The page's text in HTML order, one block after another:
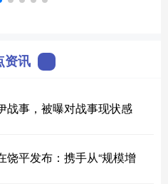
资讯
战事，被曝对战事现状感
平发布：携手从“规模增